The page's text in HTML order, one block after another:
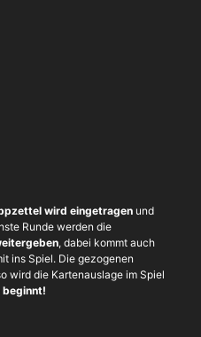
wird eingetragenund
Runde werden die
, dabei kommt auch
ins Spiel. Die gezogenen
wird die Kartenauslage im Spiel
beginnt!